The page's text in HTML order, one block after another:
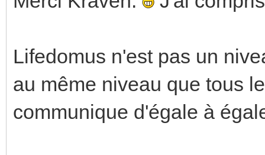
Lifedomus n'est pas un
au même niveau que tous
communique d'égale à